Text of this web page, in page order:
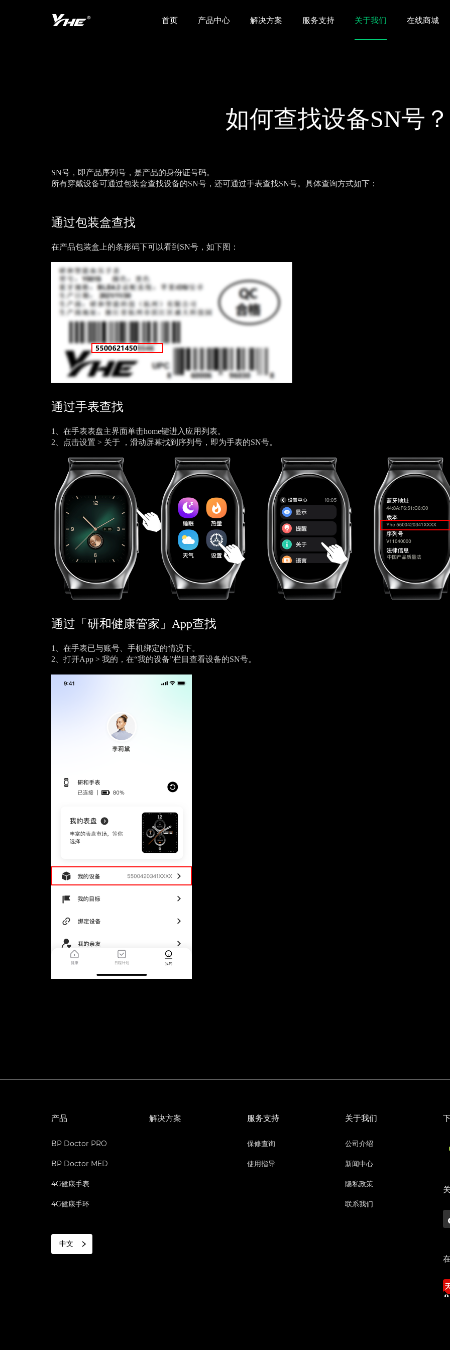
首页 产品中心 解决方案 服务支持 关于我们 在线商城
如何查找设备SN号？
SN号，即产品序列号，是产品的身份证号码。
所有穿戴设备可通过包装盒查找设备的SN号，还可通过手表查找SN号。具体查询方式如下：
通过包装盒查找
在产品包装盒上的条形码下可以看到SN号，如下图：
通过手表查找
1、在手表表盘主界面单击home键进入应用列表。
2、点击设置 > 关于 ，滑动屏幕找到序列号，即为手表的SN号。
通过「研和健康管家」App查找
1、在手表已与账号、手机绑定的情况下。
2、打开App > 我的，在“我的设备”栏目查看设备的SN号。
产品
BP Doctor PRO
BP Doctor MED
4G健康手表
4G健康手环
中文
解决方案 服务支持
保修查询
使用指导
关于我们
公司介绍
新闻中心
隐私政策
联系我们